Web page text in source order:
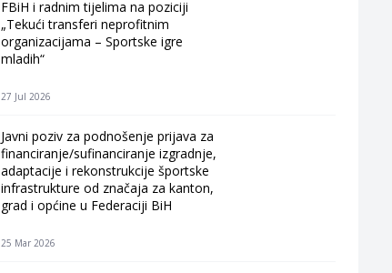
FBiH i radnim tijelima na poziciji
„Tekući transferi neprofitnim
organizacijama – Sportske igre
mladih“
27 Jul 2026
Javni poziv za podnošenje prijava za
financiranje/sufinanciranje izgradnje,
adaptacije i rekonstrukcije športske
infrastrukture od značaja za kanton,
grad i općine u Federaciji BiH
25 Mar 2026